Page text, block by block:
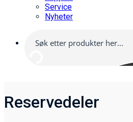
Service
Nyheter
Reservedeler